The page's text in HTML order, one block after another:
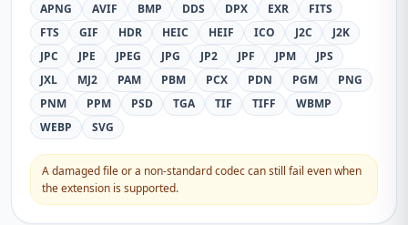
APNG
AVIF BMP DDS DPX EXR
FITS
FTS
GIF HDR HEIC HEIF ICO J2C
J2K
JPC
JPE JPEG JPG JP2 JPF JPM
JPS
JXL
MJ2 PAM PBM PCX PDN PGM
PNG
PNM
PPM PSD TGA TIF TIFF
WBMP
WEBP
SVG
A damaged file or a non-standard codec can still fail even when
the extension is supported.